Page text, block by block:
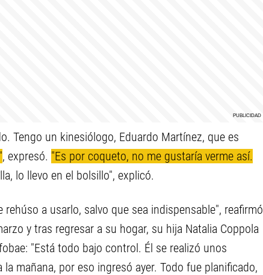
Tengo un kinesiólogo, Eduardo Martínez, que es
, expresó. "Es por coqueto, no me gustaría verme así.
lo llevo en el bolsillo", explicó.
a usarlo, salvo que sea indispensable", reafirmó
y tras regresar a su hogar, su hija Natalia Coppola
"Está todo bajo control. Él se realizó unos
mañana, por eso ingresó ayer. Todo fue planificado,